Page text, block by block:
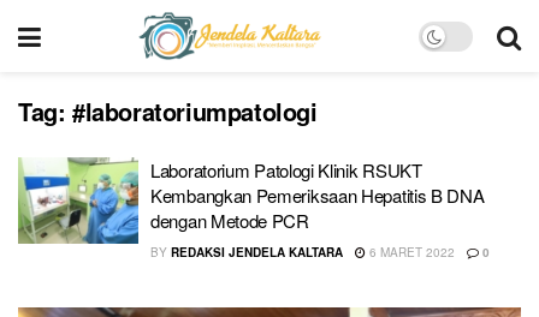
Tag: #laboratoriumpatologi
Laboratorium Patologi Klinik RSUKT
Kembangkan Pemeriksaan Hepatitis B DNA
dengan Metode PCR
BY REDAKSI JENDELA KALTARA 6 MARET 2022 0